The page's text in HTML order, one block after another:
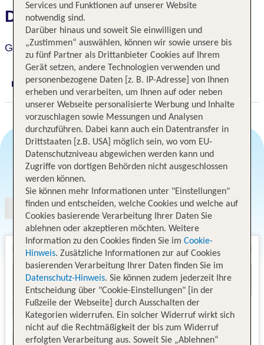
Das erwartet Sie
Garner Hotel Hamburg Nord
Digitaler und telefonischer 24/7 TUI Service
Angebotsauswahl
Services und Funktionen auf unserer Website
notwendig sind.
Darüber hinaus und soweit Sie einwilligen und
„Zustimmen“ auswählen, können wir sowie unsere bis
zu fünf Partner als Drittanbieter Cookies auf Ihrem
Gerät setzen, andere Technologien verwenden und
personenbezogene Daten [z. B. IP-Adresse] von Ihnen
erheben und verarbeiten, um Ihnen auf oder neben
unserer Webseite personalisierte Werbung und Inhalte
vorzuschlagen sowie Messungen und Analysen
durchzuführen. Dabei kann auch ein Datentransfer in
Drittstaaten [z.B. USA] möglich sein, wo vom EU-
Datenschutzniveau abgewichen werden kann und
Zugriffe von dortigen Behörden nicht ausgeschlossen
werden können.
Sie können mehr Informationen unter "Einstellungen"
finden und entscheiden, welche Cookies und welche auf
Cookies basierende Verarbeitung Ihrer Daten Sie
ablehnen oder akzeptieren möchten. Weitere
Information zu den Cookies finden Sie im Cookie-
Hinweis. Zusätzliche Informationen zur auf Cookies
basierenden Verarbeitung Ihrer Daten finden Sie im
Datenschutz-Hinweis. Sie können zudem jederzeit Ihre
Entscheidung über "Cookie-Einstellungen" [in der
Fußzeile der Webseite] durch Ausschalten der
Kategorien widerrufen. Ein solcher Widerruf wirkt sich
nicht auf die Rechtmäßigkeit der bis zum Widerruf
erfolgten Verarbeitung aus. Soweit Sie „Ablehnen“